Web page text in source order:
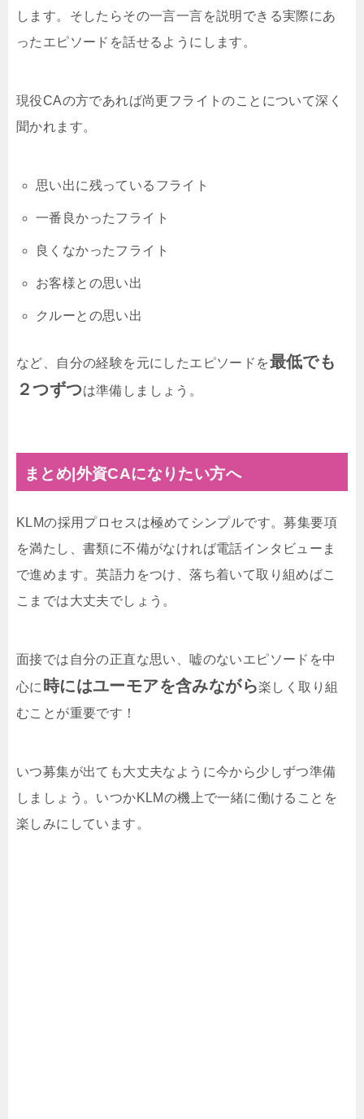
します。そしたらその一言一言を説明できる実際にあ
ったエピソードを話せるようにします。
現役CAの方であれば尚更フライトのことについて深く
聞かれます。
思い出に残っているフライト
一番良かったフライト
良くなかったフライト
お客様との思い出
クルーとの思い出
など、自分の経験を元にしたエピソードを最低でも
２つずつは準備しましょう。
まとめ|外資CAになりたい方へ
KLMの採用プロセスは極めてシンプルです。募集要項
を満たし、書類に不備がなければ電話インタビューま
で進めます。英語力をつけ、落ち着いて取り組めばこ
こまでは大丈夫でしょう。
面接では自分の正直な思い、嘘のないエピソードを中
心に時にはユーモアを含みながら楽しく取り組
むことが重要です！
いつ募集が出ても大丈夫なように今から少しずつ準備
しましょう。いつかKLMの機上で一緒に働けることを
楽しみにしています。